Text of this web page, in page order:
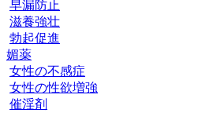
早漏防止
滋養強壮
勃起促進
媚薬
女性の不感症
女性の性欲増強
催淫剤